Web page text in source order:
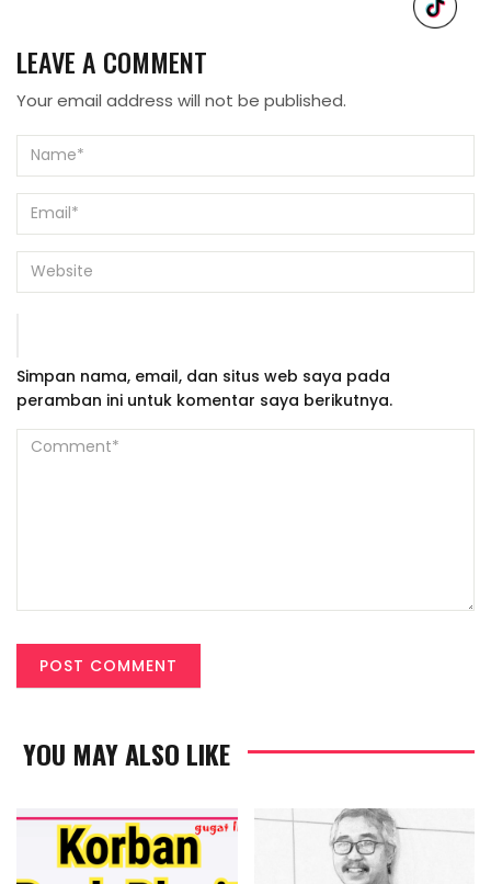
LEAVE A COMMENT
Your email address will not be published.
Simpan nama, email, dan situs web saya pada
peramban ini untuk komentar saya berikutnya.
YOU MAY ALSO LIKE